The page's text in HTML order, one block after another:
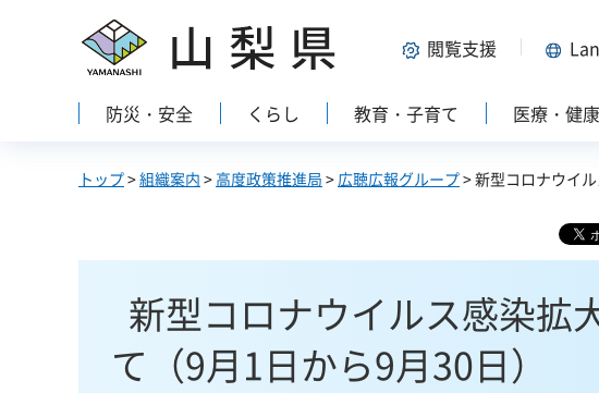
山梨県 閲覧支援
防災・安全 くらし 教育・子育て 医療・健
トップ>組織案内 > 高度政策推進局 > 広聴広報グループ> 新型コロナウイ
新型コロナウイルス感染拡
て（9月1日から9月30日）